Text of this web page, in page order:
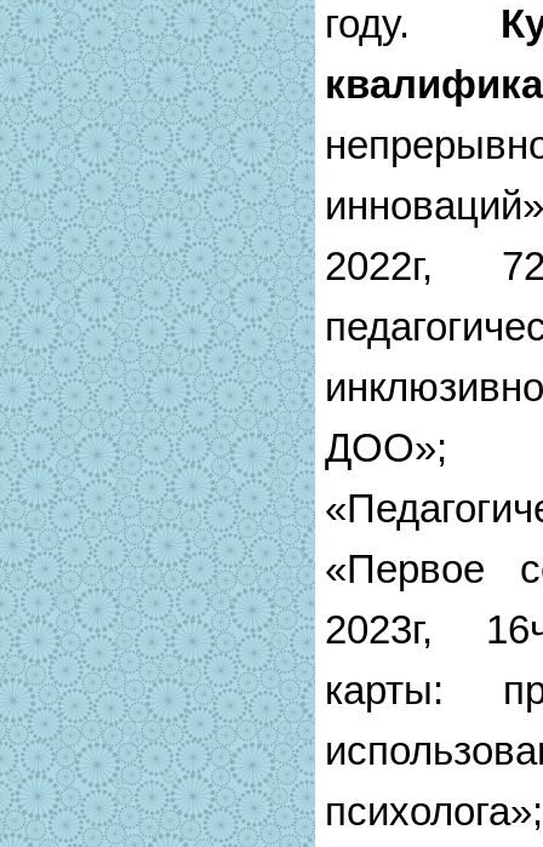
году.
2022г,
«Первое
2023г,
карты: